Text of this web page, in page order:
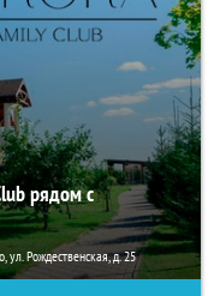
рядом с
Рождественская, д. 25